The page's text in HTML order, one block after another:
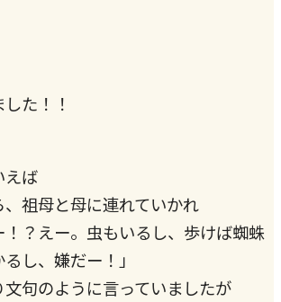
た！！
えば
祖母と母に連れていかれ
？えー。虫もいるし、歩けば蜘蛛
し、嫌だー！」
文句のように言っていましたが